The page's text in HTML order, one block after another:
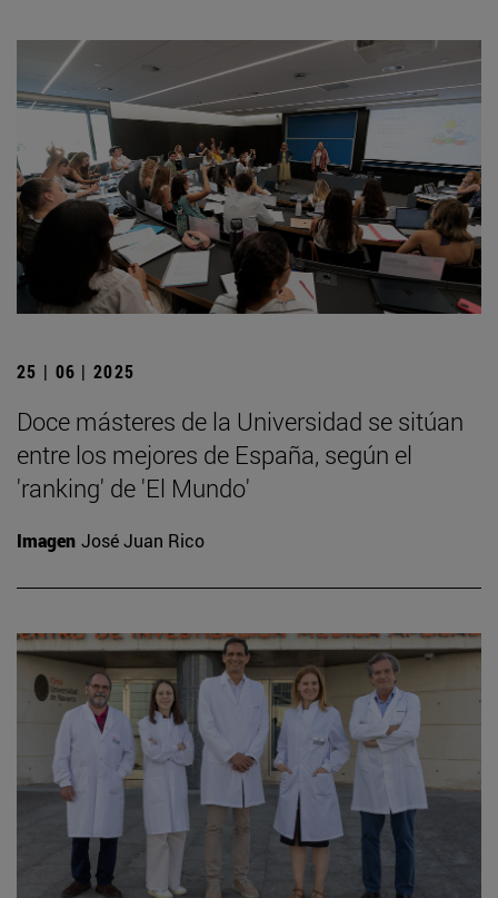
25 | 06 | 2025
Doce másteres de la Universidad se sitúan
entre los mejores de España, según el
'ranking' de 'El Mundo'
Imagen José Juan Rico